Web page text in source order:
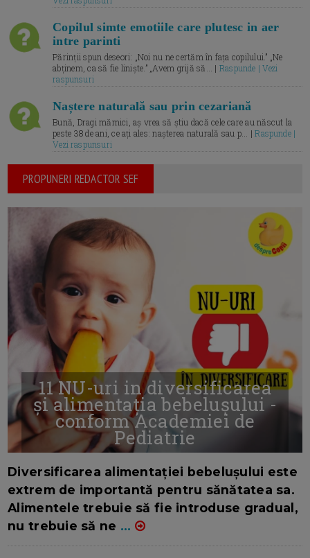
Copilul simte emotiile care plutesc in aer
intre parinti
Părinții spun deseori: „Noi nu ne certăm în fața copilului.” „Ne
abținem, ca să fie liniște.” „Avem grijă să... | Raspunde | Vezi
raspunsuri
Naștere naturală sau prin cezariană
Bună, Dragi mămici, aș vrea să știu dacă cele care au născut la
peste 38 de ani, ce ați ales: nașterea naturală sau p... |Raspunde |
Vezi raspunsuri
PROPUNERI REDACTOR SEF
11 NU-uri in diversificarea
și alimentația bebelușului -
conform Academiei de
Pediatrie
Diversificarea alimentației bebelușului este
extrem de importantă pentru sănătatea sa.
Alimentele trebuie să fie introduse gradual,
nu trebuie să ne ...